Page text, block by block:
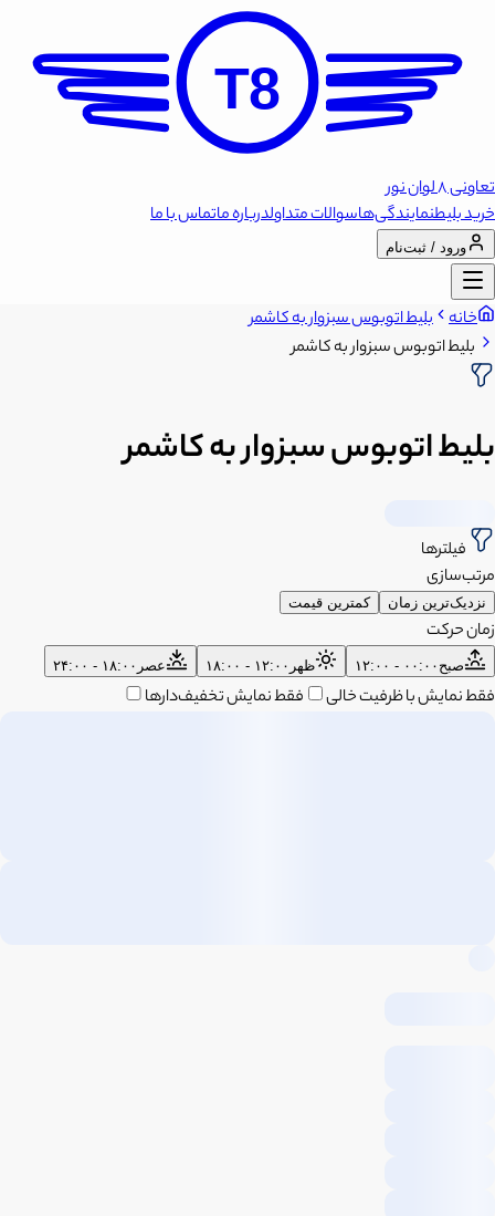
T8
تعاونی 8 لوان نور
خرید بلیطنمایندگی‌هاسوالات متداولدرباره ماتماس با ما
ورود / ثبت‌نام
خانه بلیط اتوبوس سبزوار به کاشمر
بلیط اتوبوس سبزوار به کاشمر
بلیط اتوبوس سبزوار به کاشمر
فیلترها
مرتب‌سازی
نزدیک‌ترین زمان کمترین قیمت
زمان حرکت
صبح ۰۰:۰۰ - ۱۲:۰۰ ظهر ۱۲:۰۰ - ۱۸:۰۰ عصر ۱۸:۰۰ - ۲۴:۰۰
فقط نمایش با ظرفیت خالی فقط نمایش تخفیف‌دارها